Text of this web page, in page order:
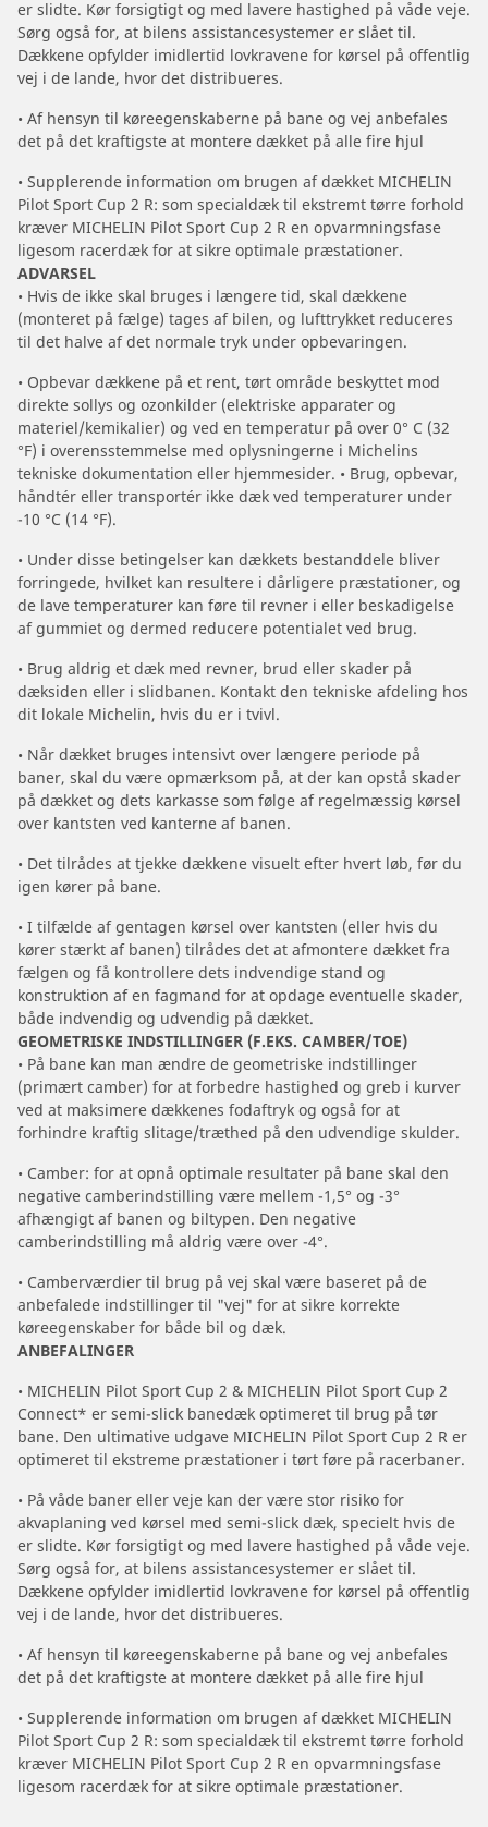
er slidte. Kør forsigtigt og med lavere hastighed på våde veje.
Sørg også for, at bilens assistancesystemer er slået til.
Dækkene opfylder imidlertid lovkravene for kørsel på offentlig
vej i de lande, hvor det distribueres.
• Af hensyn til køreegenskaberne på bane og vej anbefales
det på det kraftigste at montere dækket på alle fire hjul
• Supplerende information om brugen af dækket MICHELIN
Pilot Sport Cup 2 R: som specialdæk til ekstremt tørre forhold
kræver MICHELIN Pilot Sport Cup 2 R en opvarmningsfase
ligesom racerdæk for at sikre optimale præstationer.
ADVARSEL
• Hvis de ikke skal bruges i længere tid, skal dækkene
(monteret på fælge) tages af bilen, og lufttrykket reduceres
til det halve af det normale tryk under opbevaringen.
• Opbevar dækkene på et rent, tørt område beskyttet mod
direkte sollys og ozonkilder (elektriske apparater og
materiel/kemikalier) og ved en temperatur på over 0° C (32
°F) i overensstemmelse med oplysningerne i Michelins
tekniske dokumentation eller hjemmesider. • Brug, opbevar,
håndtér eller transportér ikke dæk ved temperaturer under
-10 °C (14 °F).
• Under disse betingelser kan dækkets bestanddele bliver
forringede, hvilket kan resultere i dårligere præstationer, og
de lave temperaturer kan føre til revner i eller beskadigelse
af gummiet og dermed reducere potentialet ved brug.
• Brug aldrig et dæk med revner, brud eller skader på
dæksiden eller i slidbanen. Kontakt den tekniske afdeling hos
dit lokale Michelin, hvis du er i tvivl.
• Når dækket bruges intensivt over længere periode på
baner, skal du være opmærksom på, at der kan opstå skader
på dækket og dets karkasse som følge af regelmæssig kørsel
over kantsten ved kanterne af banen.
• Det tilrådes at tjekke dækkene visuelt efter hvert løb, før du
igen kører på bane.
• I tilfælde af gentagen kørsel over kantsten (eller hvis du
kører stærkt af banen) tilrådes det at afmontere dækket fra
fælgen og få kontrollere dets indvendige stand og
konstruktion af en fagmand for at opdage eventuelle skader,
både indvendig og udvendig på dækket.
GEOMETRISKE INDSTILLINGER (F.EKS. CAMBER/TOE)
• På bane kan man ændre de geometriske indstillinger
(primært camber) for at forbedre hastighed og greb i kurver
ved at maksimere dækkenes fodaftryk og også for at
forhindre kraftig slitage/træthed på den udvendige skulder.
• Camber: for at opnå optimale resultater på bane skal den
negative camberindstilling være mellem -1,5° og -3°
afhængigt af banen og biltypen. Den negative
camberindstilling må aldrig være over -4°.
• Camberværdier til brug på vej skal være baseret på de
anbefalede indstillinger til "vej" for at sikre korrekte
køreegenskaber for både bil og dæk.
ANBEFALINGER
• MICHELIN Pilot Sport Cup 2 & MICHELIN Pilot Sport Cup 2
Connect* er semi-slick banedæk optimeret til brug på tør
bane. Den ultimative udgave MICHELIN Pilot Sport Cup 2 R er
optimeret til ekstreme præstationer i tørt føre på racerbaner.
• På våde baner eller veje kan der være stor risiko for
akvaplaning ved kørsel med semi-slick dæk, specielt hvis de
er slidte. Kør forsigtigt og med lavere hastighed på våde veje.
Sørg også for, at bilens assistancesystemer er slået til.
Dækkene opfylder imidlertid lovkravene for kørsel på offentlig
vej i de lande, hvor det distribueres.
• Af hensyn til køreegenskaberne på bane og vej anbefales
det på det kraftigste at montere dækket på alle fire hjul
• Supplerende information om brugen af dækket MICHELIN
Pilot Sport Cup 2 R: som specialdæk til ekstremt tørre forhold
kræver MICHELIN Pilot Sport Cup 2 R en opvarmningsfase
ligesom racerdæk for at sikre optimale præstationer.